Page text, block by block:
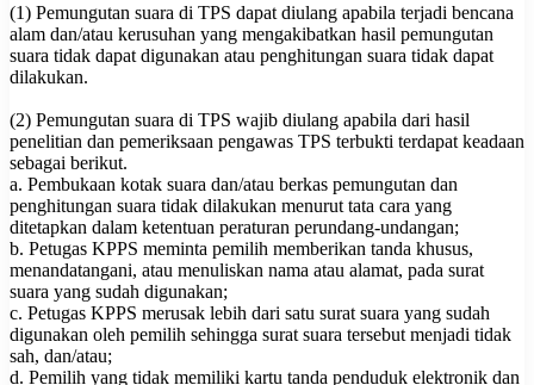
(1) Pemungutan suara di TPS dapat diulang apabila terjadi bencana
alam dan/atau kerusuhan yang mengakibatkan hasil pemungutan
suara tidak dapat digunakan atau penghitungan suara tidak dapat
dilakukan.
(2) Pemungutan suara di TPS wajib diulang apabila dari hasil
penelitian dan pemeriksaan pengawas TPS terbukti terdapat keadaan
sebagai berikut.
a. Pembukaan kotak suara dan/atau berkas pemungutan dan
penghitungan suara tidak dilakukan menurut tata cara yang
ditetapkan dalam ketentuan peraturan perundang-undangan;
b. Petugas KPPS meminta pemilih memberikan tanda khusus,
menandatangani, atau menuliskan nama atau alamat, pada surat
suara yang sudah digunakan;
c. Petugas KPPS merusak lebih dari satu surat suara yang sudah
digunakan oleh pemilih sehingga surat suara tersebut menjadi tidak
sah, dan/atau;
d. Pemilih yang tidak memiliki kartu tanda penduduk elektronik dan